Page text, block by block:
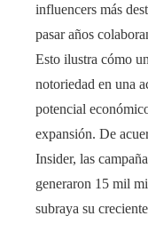
influencers más
pasar años
Esto ilustra cómo
notoriedad en una
potencial
expansión. De
Insider, las
generaron 15 mil
subraya su